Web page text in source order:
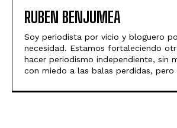
RUBEN BENJUMEA
Soy periodista por vicio y bloguero
necesidad. Estamos fortaleciendo
hacer periodismo independiente, sin
con miedo a las balas perdidas, pero